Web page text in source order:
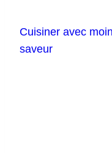
Cuisiner avec
saveur